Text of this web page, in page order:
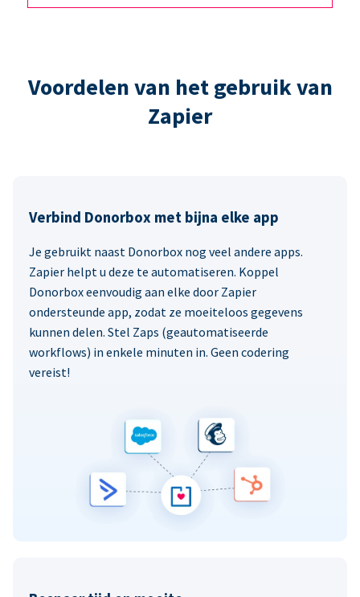
Voordelen van het gebruik van
Zapier
Verbind Donorbox met bijna elke app
Je gebruikt naast Donorbox nog veel andere apps.
Zapier helpt u deze te automatiseren. Koppel
Donorbox eenvoudig aan elke door Zapier
ondersteunde app, zodat ze moeiteloos gegevens
kunnen delen. Stel Zaps (geautomatiseerde
workflows) in enkele minuten in. Geen codering
vereist!